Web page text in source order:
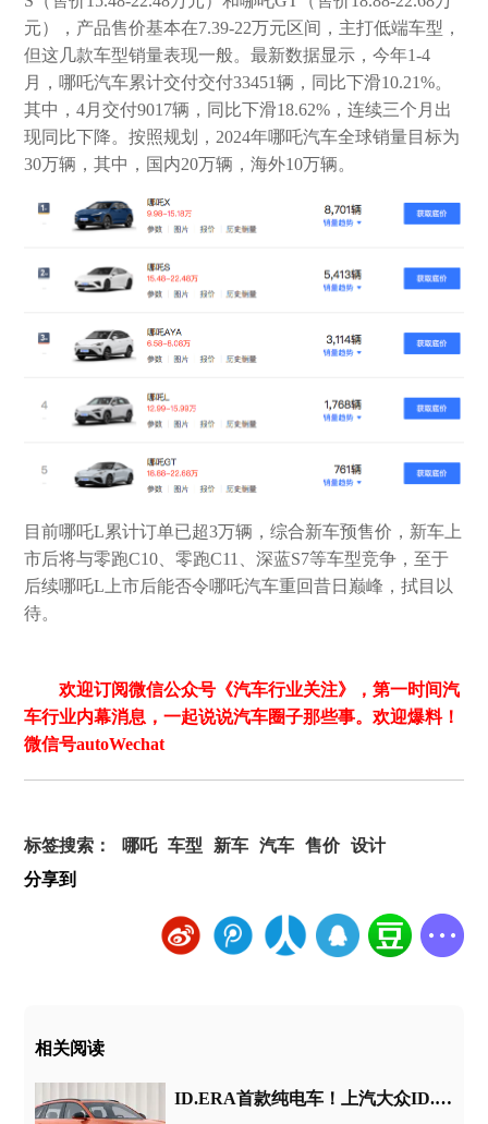
元），产品售价基本在7.39-22万元区间，主打低端车型，
但这几款车型销量表现一般。最新数据显示，今年1-4
月，哪吒汽车累计交付交付33451辆，同比下滑10.21%。
其中，4月交付9017辆，同比下滑18.62%，连续三个月出
现同比下降。按照规划，2024年哪吒汽车全球销量目标为
30万辆，其中，国内20万辆，海外10万辆。
目前哪吒L累计订单已超3万辆，综合新车预售价，新车上
市后将与零跑C10、零跑C11、深蓝S7等车型竞争，至于
后续哪吒L上市后能否令哪吒汽车重回昔日巅峰，拭目以
待。
欢迎订阅微信公众号《汽车行业关注》，第一时间汽
车行业内幕消息，一起说说汽车圈子那些事。欢迎爆料！
微信号autoWechat
标签搜索： 哪吒 车型 新车 汽车 售价 设计
分享到
相关阅读
ID.ERA首款纯电车！上汽大众ID.ERA 5X申报